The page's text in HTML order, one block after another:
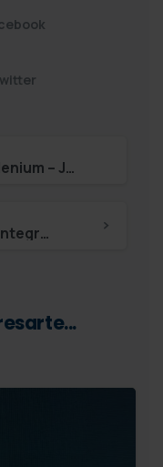
Centros Médicos Milenium – Javier Sánchez
Organización Sanitaria Integrada Bilbao Basurto (OSI) – Eduardo Maiz Olazabalaga